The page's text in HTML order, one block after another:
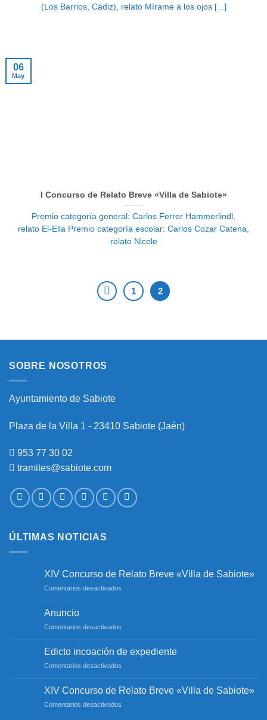
(Los Barrios, Cádiz), relato Mírame a los ojos [...]
I Concurso de Relato Breve «Villa de Sabiote»
Premio categoría general: Carlos Ferrer Hammerlindl,
relato El-Ella Premio categoría escolar: Carlos Cozar Catena,
relato Nicole
06
May
1 2
SOBRE NOSOTROS
Ayuntamiento de Sabiote
Plaza de la Villa 1 - 23410 Sabiote (Jaén)
953 77 30 02
tramites@sabiote.com
ÚLTIMAS NOTICIAS
XIV Concurso de Relato Breve «Villa de Sabiote»
Comentarios desactivados
«Villa
Anuncio
Comentarios desactivados
Edicto incoación de expediente
Comentarios desactivados
incoación
de
XIV Concurso de Relato Breve «Villa de Sabiote»
Comentarios desactivados